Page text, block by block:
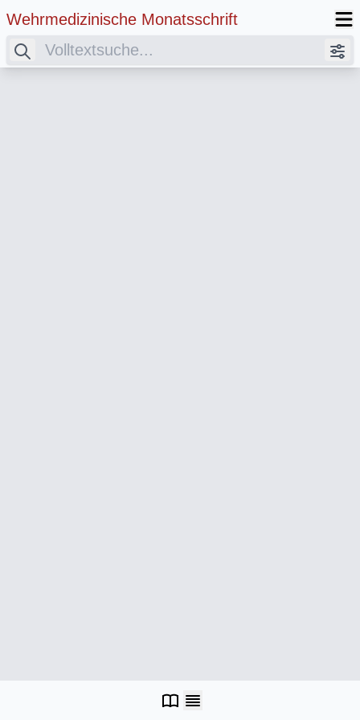
Wehrmedizinische Monatsschrift